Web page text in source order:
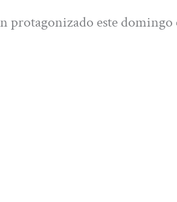
protagonizado este domingo